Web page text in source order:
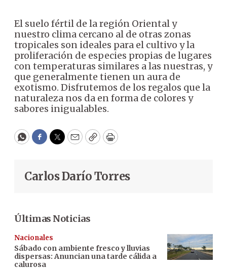
El suelo fértil de la región Oriental y
nuestro clima cercano al de otras zonas
tropicales son ideales para el cultivo y la
proliferación de especies propias de lugares
con temperaturas similares a las nuestras, y
que generalmente tienen un aura de
exotismo. Disfrutemos de los regalos que la
naturaleza nos da en forma de colores y
sabores inigualables.
WhatsApp
Facebook
Twitter
EmailCopyPrint
Carlos Darío Torres
Últimas Noticias
Nacionales
Sábado con ambiente fresco y lluvias
dispersas: Anuncian una tarde cálida a
calurosa